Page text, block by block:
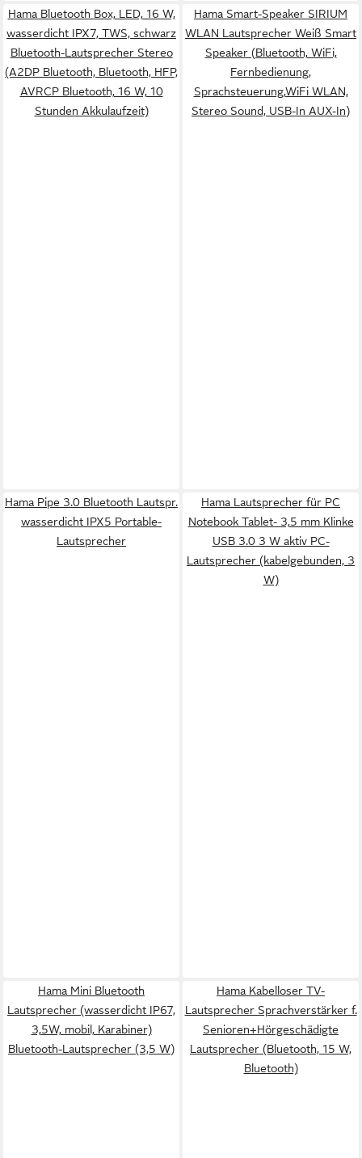
Hama Bluetooth Box, LED, 16 W,
wasserdicht IPX7, TWS, schwarz
Bluetooth-Lautsprecher Stereo
(A2DP Bluetooth, Bluetooth, HFP,
AVRCP Bluetooth, 16 W, 10
Stunden Akkulaufzeit)
Hama Smart-Speaker SIRIUM
WLAN Lautsprecher Weiß Smart
Speaker (Bluetooth, WiFi,
Fernbedienung,
Sprachsteuerung,WiFi WLAN,
Stereo Sound, USB-In AUX-In)
Hama Pipe 3.0 Bluetooth Lautspr.
wasserdicht IPX5 Portable-
Lautsprecher
Hama Lautsprecher für PC
Notebook Tablet- 3,5 mm Klinke
USB 3.0 3 W aktiv PC-
Lautsprecher (kabelgebunden, 3
W)
Hama Mini Bluetooth
Lautsprecher (wasserdicht IP67,
3,5W, mobil, Karabiner)
Bluetooth-Lautsprecher (3,5 W)
Hama Kabelloser TV-
Lautsprecher Sprachverstärker f.
Senioren+Hörgeschädigte
Lautsprecher (Bluetooth, 15 W,
Bluetooth)